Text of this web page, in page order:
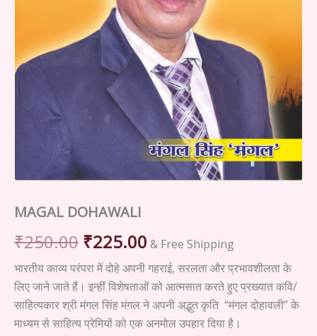
MAGAL DOHAWALI
₹250.00 Original
price
was:
₹250.00.
₹225.00Current
price
is:
₹225.00.
& Free Shipping
भारतीय काव्य परंपरा में दोहे अपनी गहराई, सरलता और प्रभावशीलता के
लिए जाने जाते हैं। इन्हीं विशेषताओं को आत्मसात करते हुए प्रख्यात कवि/
साहित्यकार श्री मंगल सिंह मंगल ने अपनी अद्भुत कृति “मंगल दोहावली” के
माध्यम से साहित्य प्रेमियों को एक अनमोल उपहार दिया है।